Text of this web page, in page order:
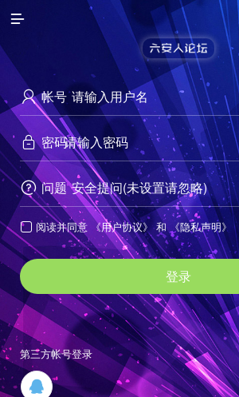

 帐号
 密码
 问题 安全提问(未设置请忽略)
 阅读并同意 《用户协议》 和 《隐私声明》
登录
第三方帐号登录
